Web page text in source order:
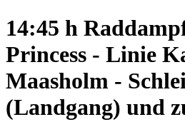
14:45 h
Princess - Linie
Maasholm -
(Landgang) und